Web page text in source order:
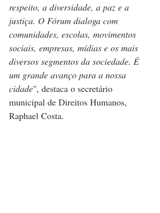
respeito, a diversidade, a paz e a
justiça. O Fórum dialoga com
comunidades, escolas, movimentos
sociais, empresas, mídias e os mais
diversos segmentos da sociedade. É
um grande avanço para a nossa
cidade", destaca o secretário
municipal de Direitos Humanos,
Raphael Costa.